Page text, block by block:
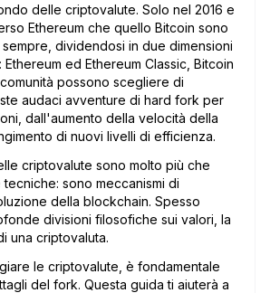
delle criptovalute. Solo nel 2016 e
Ethereum che quello Bitcoin sono
dividendosi in due dimensioni
ed Ethereum Classic, Bitcoin
possono scegliere di
audaci avventure di hard fork per
dall'aumento della velocità della
di nuovi livelli di efficienza.
criptovalute sono molto più che
sono meccanismi di
della blockchain. Spesso
divisioni filosofiche sui valori, la
una criptovaluta.
le criptovalute, è fondamentale
del fork. Questa guida ti aiuterà a